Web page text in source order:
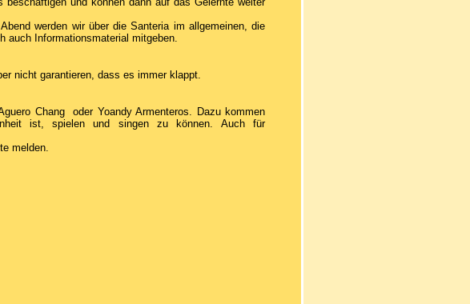
werden wir über die Santeria im allgemeinen, die
auch Informationsmaterial mitgeben.
nicht garantieren, dass es immer klappt.
Chang oder Yoandy Armenteros. Dazu kommen
ist, spielen und singen zu können. Auch für
melden.